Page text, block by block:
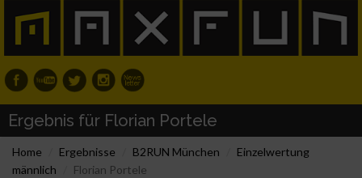
Ergebnis für Florian Portele
Home Ergebnisse B2RUN München
Einzelwertung
männlich
Florian Portele